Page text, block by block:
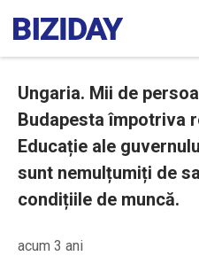
Ungaria. Mii de
Budapesta împotriva
Educație ale
sunt nemulțumiți de
condițiile de muncă.
acum 3 ani